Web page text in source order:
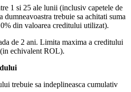
1 si 25 ale lunii (inclusiv capetele de
dumneavoastra trebuie sa achitati suma
din valoarea creditului utilizat).
de 2 ani. Limita maxima a creditului
echivalent ROL).
trebuie sa indeplineasca cumulativ